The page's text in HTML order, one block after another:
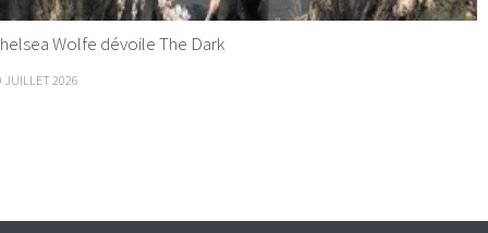
Wolfe dévoile The Dark
JUILLET 2026